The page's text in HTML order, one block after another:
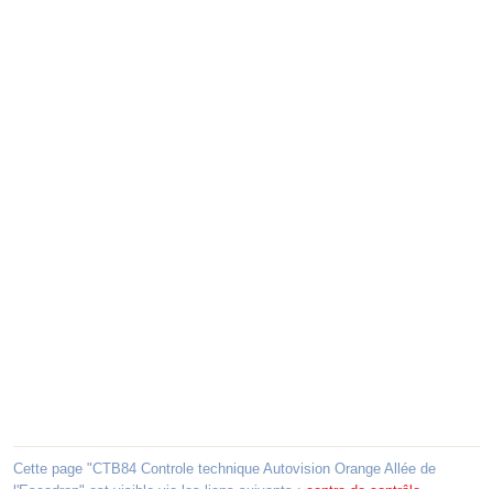
Cette page "CTB84 Controle technique Autovision Orange Allée de